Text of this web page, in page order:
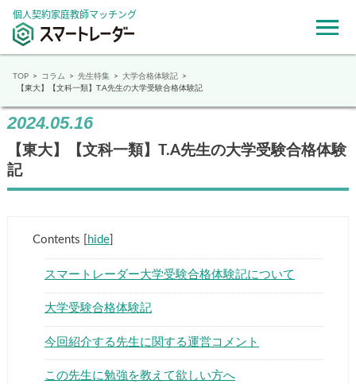
個人契約家庭教師マッチング
TOP コラム 先生特集
大学合格体験記
【東大】【文科一類】T.A先生の大学受験合格体験記
2024.05.16
【東大】【文科一類】T.A先生の大学受験合格体験
記
Contents hide]
スマートレーダー大学受験合格体験記について
大学受験合格体験記
今回紹介する先生に関する運営コメント
この先生に勉強を教えて欲しい方へ